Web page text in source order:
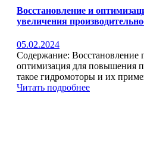
Восстановление и
увеличения
05.02.2024
Содержание: Восстановление
оптимизация для повышения
такое гидромоторы и их
Читать подробнее